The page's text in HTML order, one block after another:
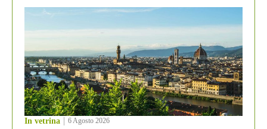
In vetrina 6 Agosto 2026